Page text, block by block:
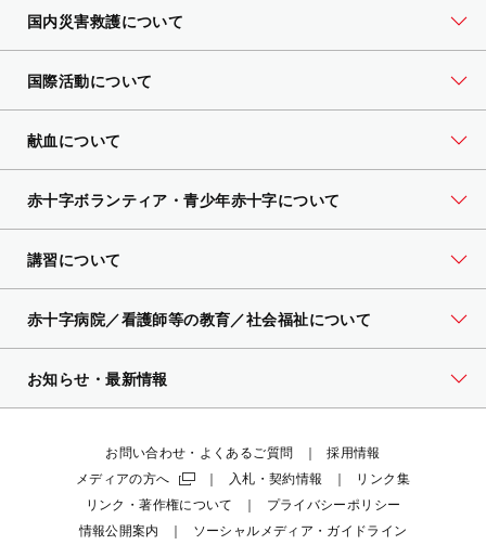
国内災害救護について
国際活動について
献血について
赤十字ボランティア・青少年赤十字について
講習について
赤十字病院／看護師等の教育／社会福祉について
お知らせ・最新情報
お問い合わせ・よくあるご質問
採用情報
メディアの方へ
入札・契約情報
リンク集
リンク・著作権について
プライバシーポリシー
情報公開案内
ソーシャルメディア・ガイドライン